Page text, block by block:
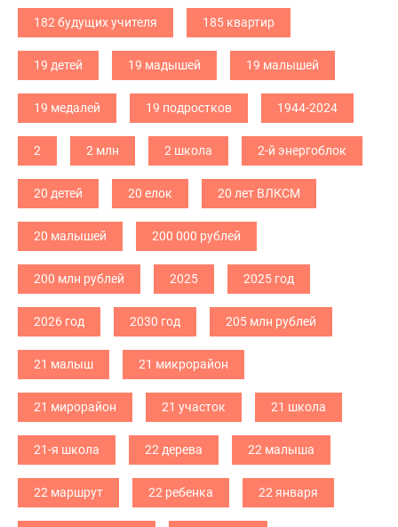
182 будущих учителя 185 квартир
19 детей 19 мадышей 19 малышей
19 медалей 19 подростков 1944-2024
2 2 млн 2 школа 2-й энергоблок
20 детей 20 елок 20 лет ВЛКСМ
20 малышей 200 000 рублей
200 млн рублей 2025 2025 год
2026 год 2030 год 205 млн рублей
21 малыш 21 микрорайон
21 мирорайон 21 участок 21 школа
21-я школа 22 дерева 22 малыша
22 маршрут 22 ребенка 22 января